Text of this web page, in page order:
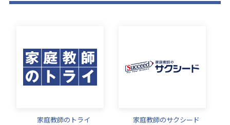
家庭教師のトライ 家庭教師のサクシード